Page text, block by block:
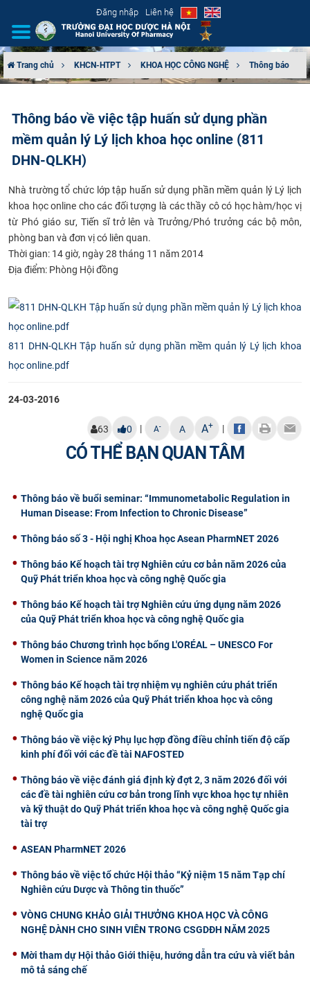
Đăng nhập Liên hệ
CƠ CẤU TỔ CHỨC
TUYỂN SINH
ĐÀO TẠO
ĐẢM BẢO CHẤT LƯỢNG
KHOA HỌC CÔNG NGHỆ
HTQT
CỰU NGƯỜI HỌC
Trang chủ KHCN-HTPT KHOA HỌC CÔNG NGHỆ Thông báo
Thông báo về việc tập huấn sử dụng phần
mềm quản lý Lý lịch khoa học online (811
DHN-QLKH)
Nhà trường tổ chức lớp tập huấn sử dụng phần mềm quản lý Lý lịch
khoa học online cho các đối tượng là các thầy cô có học hàm/học vị
từ Phó giáo sư, Tiến sĩ trở lên và Trưởng/Phó trưởng các bộ môn,
phòng ban và đơn vị có liên quan.
Thời gian: 14 giờ, ngày 28 tháng 11 năm 2014
Địa điểm: Phòng Hội đồng
811 DHN-QLKH Tập huấn sử dụng phần mềm quản lý Lý lịch khoa
học online.pdf
24-03-2016
63 0 | A- A A+ |
CÓ THỂ BẠN QUAN TÂM
Thông báo về buổi seminar: “Immunometabolic Regulation in
Human Disease: From Infection to Chronic Disease”
Thông báo số 3 - Hội nghị Khoa học Asean PharmNET 2026
Thông báo Kế hoạch tài trợ Nghiên cứu cơ bản năm 2026 của
Quỹ Phát triển khoa học và công nghệ Quốc gia
Thông báo Kế hoạch tài trợ Nghiên cứu ứng dụng năm 2026
của Quỹ Phát triển khoa học và công nghệ Quốc gia
Thông báo Chương trình học bổng L'ORÉAL – UNESCO For
Women in Science năm 2026
Thông báo Kế hoạch tài trợ nhiệm vụ nghiên cứu phát triển
công nghệ năm 2026 của Quỹ Phát triển khoa học và công
nghệ Quốc gia
Thông báo về việc ký Phụ lục hợp đồng điều chỉnh tiến độ cấp
kinh phí đối với các đề tài NAFOSTED
Thông báo về việc đánh giá định kỳ đợt 2, 3 năm 2026 đối với
các đề tài nghiên cứu cơ bản trong lĩnh vực khoa học tự nhiên
và kỹ thuật do Quỹ Phát triển khoa học và công nghệ Quốc gia
tài trợ
ASEAN PharmNET 2026
Thông báo về việc tổ chức Hội thảo “Kỷ niệm 15 năm Tạp chí
Nghiên cứu Dược và Thông tin thuốc”
VÒNG CHUNG KHẢO GIẢI THƯỞNG KHOA HỌC VÀ CÔNG
NGHỆ DÀNH CHO SINH VIÊN TRONG CSGDĐH NĂM 2025
Mời tham dự Hội thảo Giới thiệu, hướng dẫn tra cứu và viết bản
mô tả sáng chế